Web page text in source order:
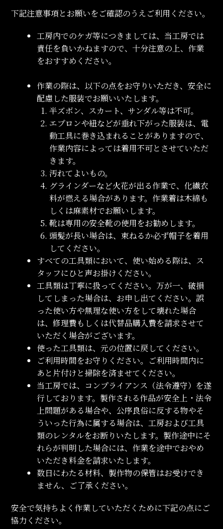
下記注意事項とお願いをご確認のうえご利用ください。
工房内でのケガ等につきましては、当工房では
責任を負いかねますので、十分注意の上、作業
をおすすめください。
作業の際は、以下の点をお守りいただき、安全に
配慮した服装でお願いいたします。
半ズボン、スカート、サンダル等は不可。
エプロンや紐などが垂れ下がった服装は、電
動工具に巻き込まれることがありますので、
作業内容によっては着用不可とさせていただ
きます。
汚れてよいもの。
グラインダーなど火花が出る作業で、化繊衣
料が燃える場合があります。作業着は木綿も
しくは麻素材でお願いします。
靴は専用の安全靴の使用をお勧めします。
頭髪が長い場合は、束ねるか必ず帽子を着用
してください。
すべての工具類において、使い始める際は、ス
タッフにひと声お掛けください。
工具類は丁寧に扱ってください。万が一、破損
してしまった場合は、お申し出てください。誤
った使い方や無理な使い方をして壊れた場合
は、修理費もしくは代替品購入費を請求させて
いただく場合がございます。
使った工具類は、元の位置に戻してください。
ご利用時間をお守りください。ご利用時間内に
あと片付けと掃除を済ませてください。
当工房では、コンプライアンス（法令遵守）を遂
行しております。製作される作品が安全上・法令
上問題がある場合や、公序良俗に反する物やそ
ういった行為に属する場合は、工房および工具
類のレンタルをお断りいたします。製作途中にそ
れらが判明した場合には、作業を途中でおやめ
いただき料金を請求いたします。
数日にわたる材料、製作物の保管はお受けでき
ません、ご了承ください。
安全で気持ちよく作業していただくために下記の点にご
協力ください。